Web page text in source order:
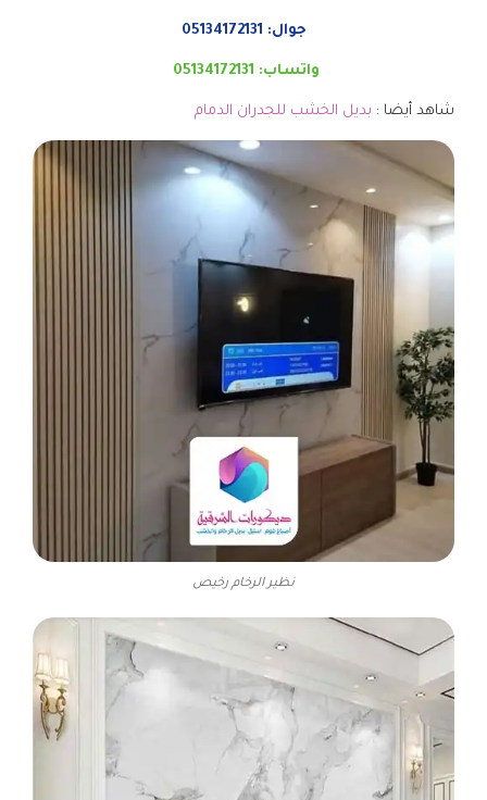
جوال: 05134172131
واتساب: 05134172131
شاهد أيضا : بديل الخشب للجدران الدمام
نظير الرخام رخيص